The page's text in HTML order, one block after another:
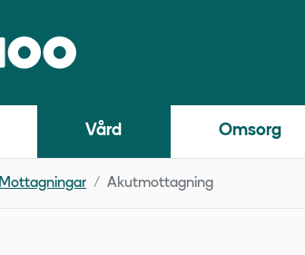
Vård Omsorg
Mottagningar Akutmottagning